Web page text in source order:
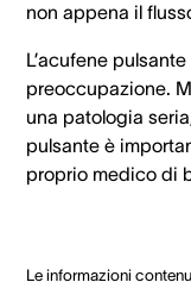
non appena il
L’acufene
preoccupazione.
una patologia
pulsante è
proprio medico di
Le informazioni